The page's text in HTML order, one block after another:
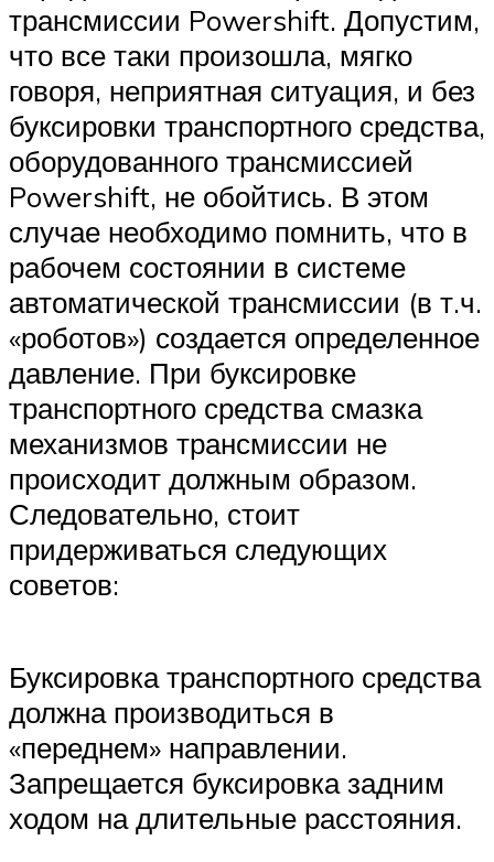
трансмиссии Powershift. Допустим,
что все таки произошла, мягко
говоря, неприятная ситуация, и без
буксировки транспортного средства,
оборудованного трансмиссией
Powershift, не обойтись. В этом
случае необходимо помнить, что в
рабочем состоянии в системе
автоматической трансмиссии (в т.ч.
«роботов») создается определенное
давление. При буксировке
транспортного средства смазка
механизмов трансмиссии не
происходит должным образом.
Следовательно, стоит
придерживаться следующих
советов:
Буксировка транспортного средства
должна производиться в
«переднем» направлении.
Запрещается буксировка задним
ходом на длительные расстояния.